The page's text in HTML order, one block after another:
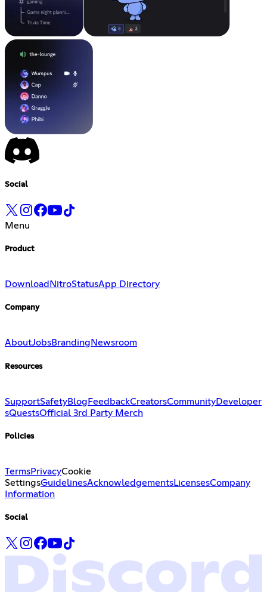
Social
Menu
Product
Download NitroStatusApp Directory
Company
AboutJobsBranding Newsroom
Resources
SupportSafetyBlog FeedbackCreatorsCommunityDeveloper
sQuestsOfficial 3rd Party Merch
Policies
TermsPrivacyCookie
SettingsGuidelinesAcknowledgementsLicensesCompany
Information
Social